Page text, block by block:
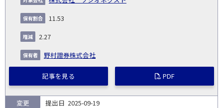
11.53
2.27
野村證券株式会社
記事を見る PDF
2025-09-19
変更